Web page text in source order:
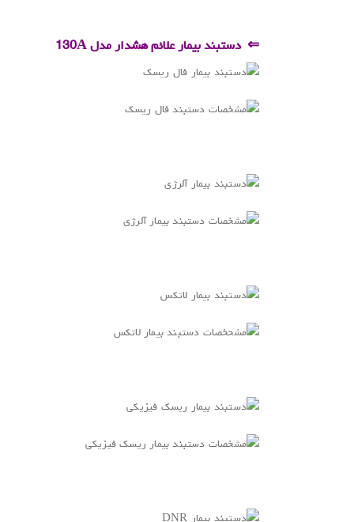
⇐ دستبند بیمار علائم هشدار مدل 130A